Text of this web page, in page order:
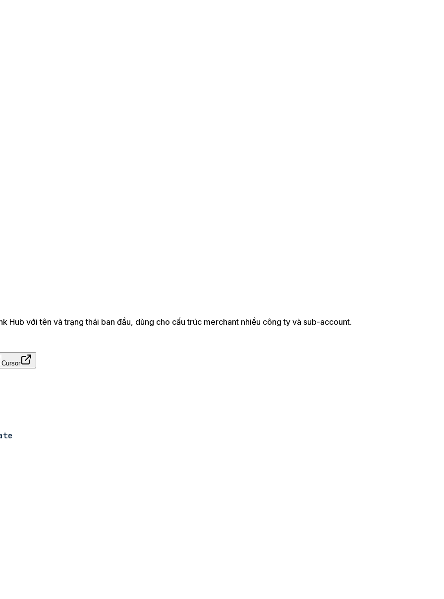
với tên và trạng thái ban đầu, dùng cho cấu trúc merchant nhiều công ty và sub-account.
Cursor